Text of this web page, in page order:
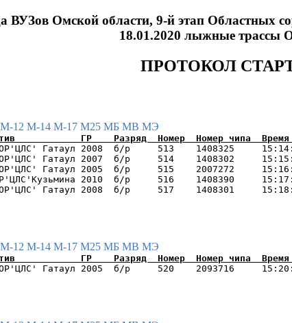
ВУЗов Омской области, 9-й этап Областных
18.01.2020 лыжные трассы
ПРОТОКОЛ
М-12 М-14 М-17 М25 МБ МВ МЭ
Гатаул 2008  б/р     513    1408325
Гатаул 2007  б/р     514    1408302
Гатаул 2005  б/р     515    2007272
2010  б/р     516    1408390
М-12 М-14 М-17 М25 МБ МВ МЭ